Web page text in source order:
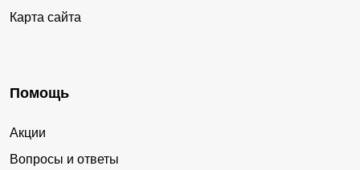
Карта сайта
Помощь
Акции
Вопросы и ответы